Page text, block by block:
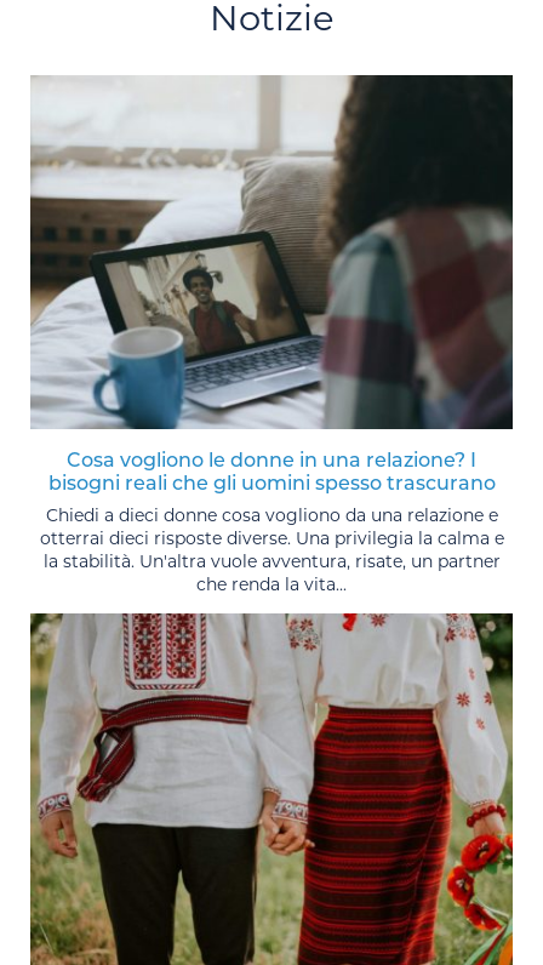
Notizie
Cosa vogliono le donne in una relazione? I
bisogni reali che gli uomini spesso trascurano
Chiedi a dieci donne cosa vogliono da una relazione e
otterrai dieci risposte diverse. Una privilegia la calma e
la stabilità. Un'altra vuole avventura, risate, un partner
che renda la vita...